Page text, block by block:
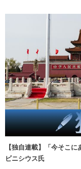
【独自連載】「今そこ
ビニシウス氏